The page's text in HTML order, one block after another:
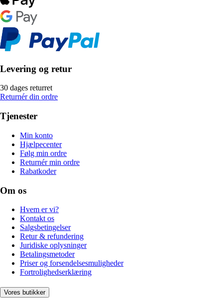
Levering og retur
30 dages returret
Returnér din ordre
Tjenester
Min konto
Hjælpecenter
Følg min ordre
Returnér min ordre
Rabatkoder
Om os
Hvem er vi?
Kontakt os
Salgsbetingelser
Retur & refundering
Juridiske oplysninger
Betalingsmetoder
Priser og forsendelsesmuligheder
Fortrolighedserklæring
Vores butikker